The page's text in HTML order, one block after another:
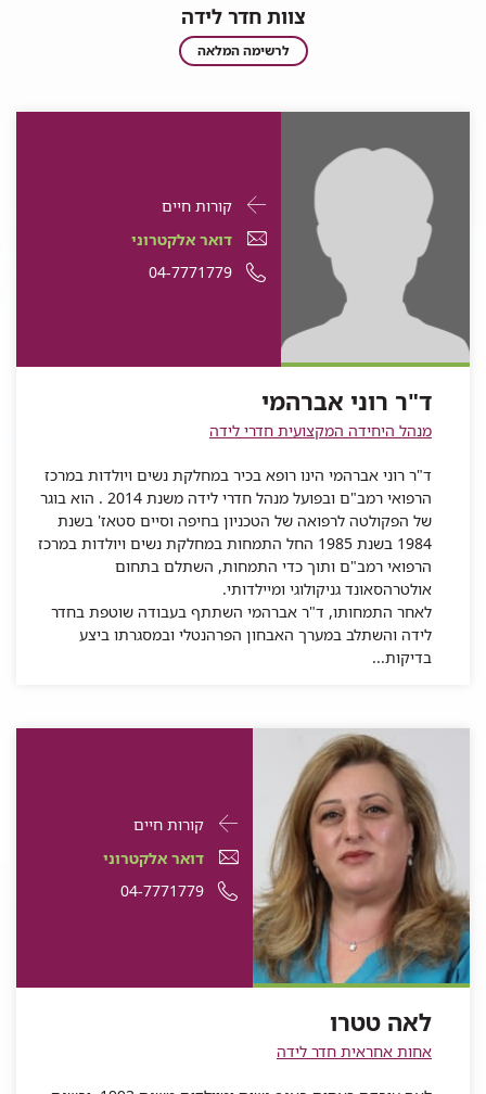
צוות חדר לידה
צוות
חדר
לרשימה המלאה
פרטי
התקשרות
עבור
ד"ר
קורות חייםעבור
ד"ר
רוני
דואר
אלקטרוני
אברהמי
דואר אלקטרוני
מספר
ד"ר
אברהמי
04-7771779
ד"ר רוני אברהמי
מנהל היחידה המקצועית חדרי לידה
ד"ר רוני אברהמי הינו רופא בכיר במחלקת נשים ויולדות במרכז
הרפואי רמב"ם ובפועל מנהל חדרי לידה משנת 2014 . הוא בוגר
של הפקולטה לרפואה של הטכניון בחיפה וסיים סטאז' בשנת
1984 בשנת 1985 החל התמחות במחלקת נשים ויולדות במרכז
הרפואי רמב"ם ותוך כדי התמחות, השתלם בתחום
אולטרהסאונד גניקולוגי ומיילדותי.
לאחר התמחותו, ד"ר אברהמי השתתף בעבודה שוטפת בחדר
לידה והשתלב במערך האבחון הפרהנטלי ובמסגרתו ביצע
בדיקות...
פרטי
התקשרות
עבור
לאה
קורות חייםעבור
לאה
טטרו
דואר
אלקטרוני
דואר אלקטרוני
מספר
לאה
04-7771779
לאה טטרו
אחות אחראית חדר לידה